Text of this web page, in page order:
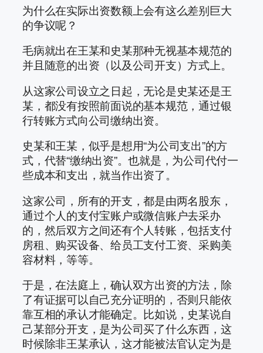
为什么在实际出资数额上会有这么差别巨大
的争议呢？
毛病就出在王某和史某那种无视基本规范的
并且随意的出资（以及公司开支）方式上。
从这家公司设立之日起，无论是史某还是王
某，都没有按照前面说的基本规范，通过银
行转账方式向公司缴纳出资。
史某和王某，似乎是想用“为公司支出”的方
式，代替“缴纳出资”。也就是，为公司代付一
些成本和支出，就当作出资了。
这家公司，所有的开支，都是由两名股东，
通过个人的支付宝账户或微信账户去采办
的，然后双方之间还有个人转账，包括支付
房租、购买设备、给员工支付工资、采购美
容材料，等等。
于是，在法庭上，确认双方出资的方法，除
了有证据可以自己充分证明的，否则只能依
靠互相的承认才能确定。比如说，史某说自
己某部分开支，是为公司买了什么东西，这
时候除非王某承认，这才能被法官认定为是